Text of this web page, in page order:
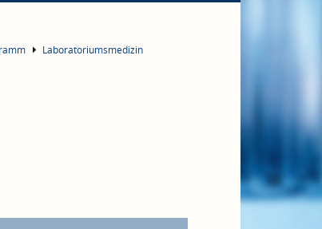
Laboratoriumsmedizin